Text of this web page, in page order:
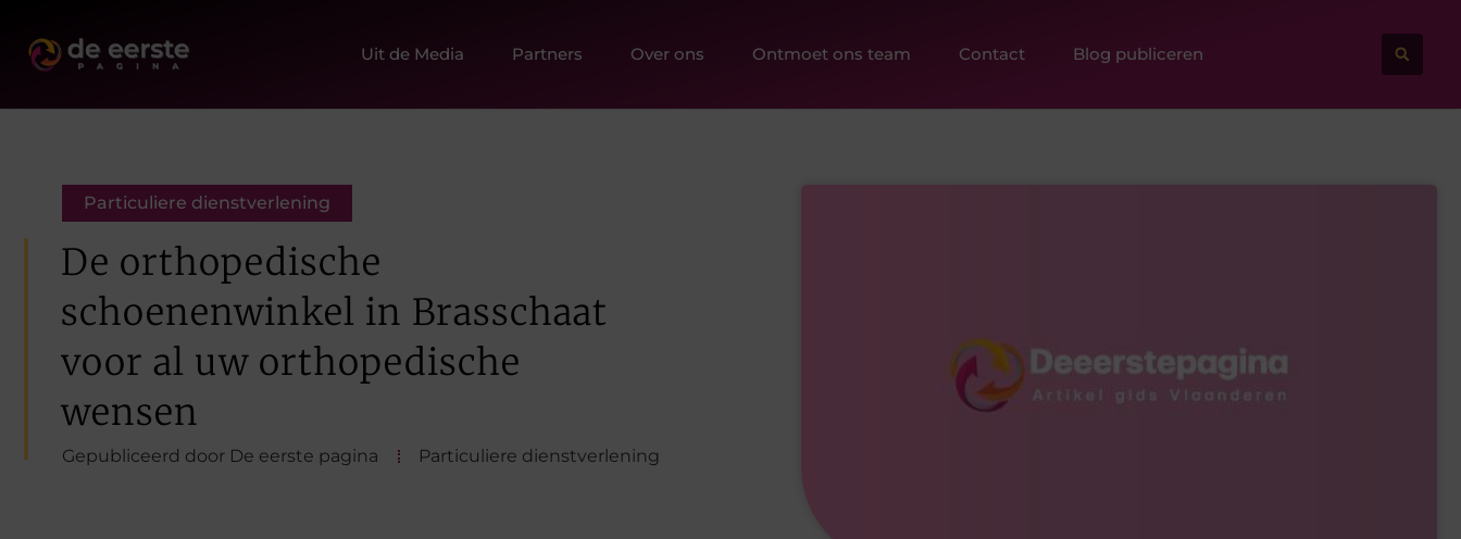
Uit de Media Partners Over ons Ontmoet ons team Contact Blog publiceren
Particuliere dienstverlening
De orthopedische
schoenenwinkel in Brasschaat
voor al uw orthopedische
wensen
Gepubliceerd door De eerste pagina Particuliere dienstverlening